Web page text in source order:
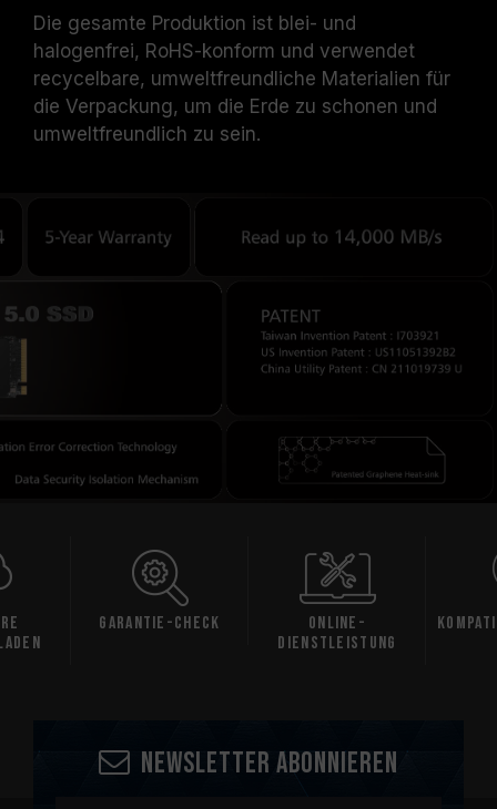
Die gesamte Produktion ist blei- und
halogenfrei, RoHS-konform und verwendet
recycelbare, umweltfreundliche Materialien für
die Verpackung, um die Erde zu schonen und
umweltfreundlich zu sein.
Garantie-Check
Online-
Dienstleistung
Newsletter abonnieren